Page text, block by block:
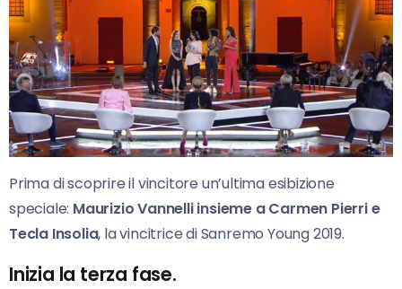
Prima di scoprire il vincitore un’ultima esibizione
speciale: Maurizio Vannelli insieme a Carmen Pierri e
Tecla Insolia, la vincitrice di Sanremo Young 2019.
Inizia la terza fase.